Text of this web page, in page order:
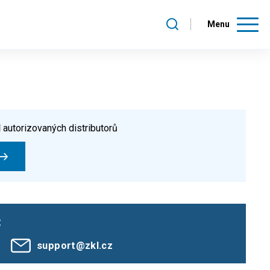
Menu
distributorů
support@zkl.cz